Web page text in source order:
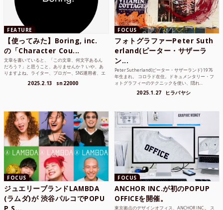
FEATURE
【使ってみた】Boring, inc.
の「Character Cou...
文章を書いていると、「この文章、何文字あるん
だろう？」と思うこと、ありませんか？ いや、あ
りますよね。ライター、ブロガー、SNS運用者、エ
2025.2.13 sn22000
FOCUS
フォトグラファーPeter Suth
erland(ピーター・サザーラ
ン...
Peter Sutherland(ピーター・サザーランド) 1976
年生まれ。 コロラド在住。ドキュメンタリー・フ
ォトグラフィーのテクニックを使い、隠れ...
2025.1.27 ヒラバヤシ
FOCUS
ジュエリーブランドLAMBDA
(ラムダ)が 渋谷パルコでPOPU
P S...
FOCUS
ANCHOR INC.が初のPOPUP
OFFICEを開催。
東京拠点のデザインオフィス、ANCHOR INC.。 ス